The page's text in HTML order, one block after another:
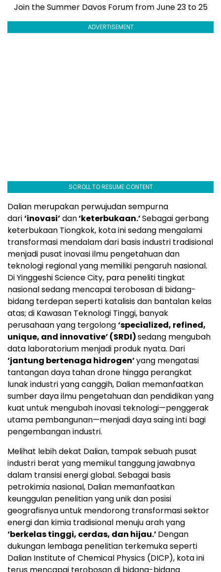
Join the Summer Davos Forum from June 23 to 25
ADVERTISEMENT
SCROLL TO RESUME CONTENT
Dalian merupakan perwujudan sempurna
dari‘inovasi’dan‘keterbukaan.’Sebagai gerbang
keterbukaan Tiongkok, kota ini sedang mengalami
transformasi mendalam dari basis industri tradisional
menjadi pusat inovasi ilmu pengetahuan dan
teknologi regional yang memiliki pengaruh nasional.
Di Yinggeshi Science City, para peneliti tingkat
nasional sedang mencapai terobosan di bidang-
bidang terdepan seperti katalisis dan bantalan kelas
atas; di Kawasan Teknologi Tinggi, banyak
perusahaan yang tergolong‘specialized, refined,
unique, and innovative’ (SRDI)sedang mengubah
data laboratorium menjadi produk nyata. Dari
‘jantung bertenaga hidrogen’yang mengatasi
tantangan daya tahan drone hingga perangkat
lunak industri yang canggih, Dalian memanfaatkan
sumber daya ilmu pengetahuan dan pendidikan yang
kuat untuk mengubah inovasi teknologi—penggerak
utama pembangunan—menjadi daya saing inti bagi
pengembangan industri.
Melihat lebih dekat Dalian, tampak sebuah pusat
industri berat yang memikul tanggung jawabnya
dalam transisi energi global. Sebagai basis
petrokimia nasional, Dalian memanfaatkan
keunggulan penelitian yang unik dan posisi
geografisnya untuk mendorong transformasi sektor
energi dan kimia tradisional menuju arah yang
‘berkelas tinggi, cerdas, dan hijau.’Dengan
dukungan lembaga penelitian terkemuka seperti
Dalian Institute of Chemical Physics (DICP), kota ini